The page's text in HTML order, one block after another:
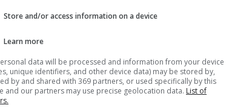
Ne mund të hapim këtë vit të
Store and/or access information on a device
Learn more
data will be processed and information from your device
unique identifiers, and other device data) may be stored by,
by and shared with 369 partners, or used specifically by this
and our partners may use precise geolocation data. List of